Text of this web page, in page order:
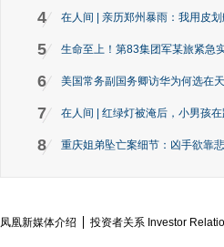
4 在人间 | 亲历郑州暴雨：我用皮
5 生命至上！第83集团军某旅紧急
6 美国常务副国务卿访华为何选在
7 在人间 | 红绿灯被淹后，小男孩
8 重庆姐弟坠亡案细节：凶手欲靠
凤凰新媒体介绍 投资者关系 Investor